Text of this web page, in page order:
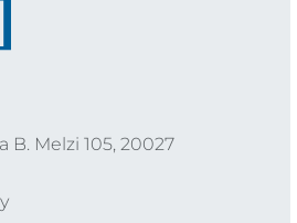
B. Melzi 105, 20027